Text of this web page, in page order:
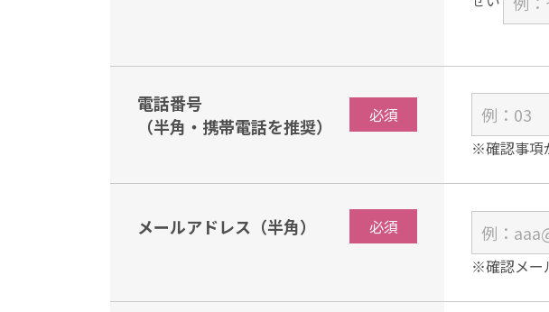
電話番号
（半角・携帯電話を推奨）
必須
※確認事項
メールアドレス（半角）
必須
※確認メー